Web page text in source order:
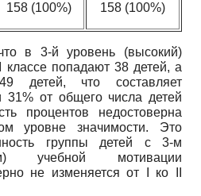
158 (100%) 158 (100%)
в 3-й уровень (высокий)
попадают 38 детей, а
что составляет
31% от общего числа детей
процентов недостоверна
уровне значимости. Это
группы детей с 3-м
учебной мотивации
не изменяется от I ко II